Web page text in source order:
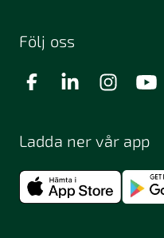
Följ oss
Ladda ner vår app